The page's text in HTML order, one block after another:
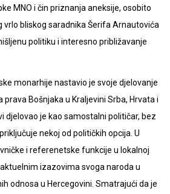
MNO i čin priznanja aneksije, osobito
vrlo bliskog saradnika Šerifa Arnautovića
politiku i interesno približavanje
monarhije nastavio je svoje djelovanje
Bošnjaka u Kraljevini Srba, Hrvata i
djelovao je kao samostalni političar, bez
nekoj od političkih opcija. U
i referenetske funkcije u lokalnoj
izazovima svoga naroda u
odnosa u Hercegovini. Smatrajući da je